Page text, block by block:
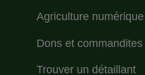
Agriculture numérique
Dons et commandites
Trouver un détaillant